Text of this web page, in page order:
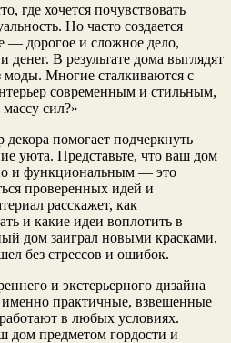
где хочется почувствовать
Но часто создается
дорогое и сложное дело,
В результате дома выглядят
Многие сталкиваются с
современным и стильным,
сил?»
помогает подчеркнуть
уюта. Представьте, что ваш дом
и функциональным — это
проверенных идей и
расскажет, как
и какие идеи воплотить в
дом заиграл новыми красками,
без стрессов и ошибок.
и экстерьерного дизайна
практичные, взвешенные
в любых условиях.
дом предметом гордости и